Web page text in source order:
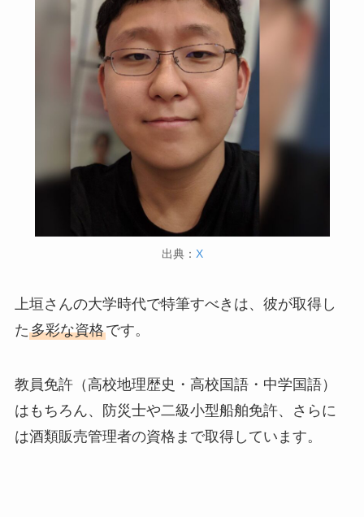
出典： X
上垣さんの大学時代で特筆すべきは、彼が取得し
た多彩な資格です。
教員免許（高校地理歴史・高校国語・中学国語）
はもちろん、防災士や二級小型船舶免許、さらに
は酒類販売管理者の資格まで取得しています。